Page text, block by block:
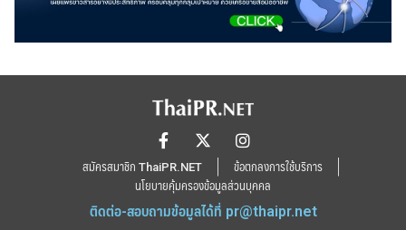
สมัครสมาชิก ThaiPR.NET
ข้อตกลงการใช้บริการ
นโยบายคุ้มครองข้อมูลส่วนบุคคล
ติดต่อ-สอบถามข้อมูลได้ที่ pr@thaipr.net